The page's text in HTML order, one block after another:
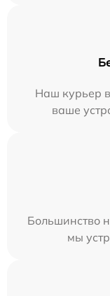
Наш курьер
ваше
Большинство
мы